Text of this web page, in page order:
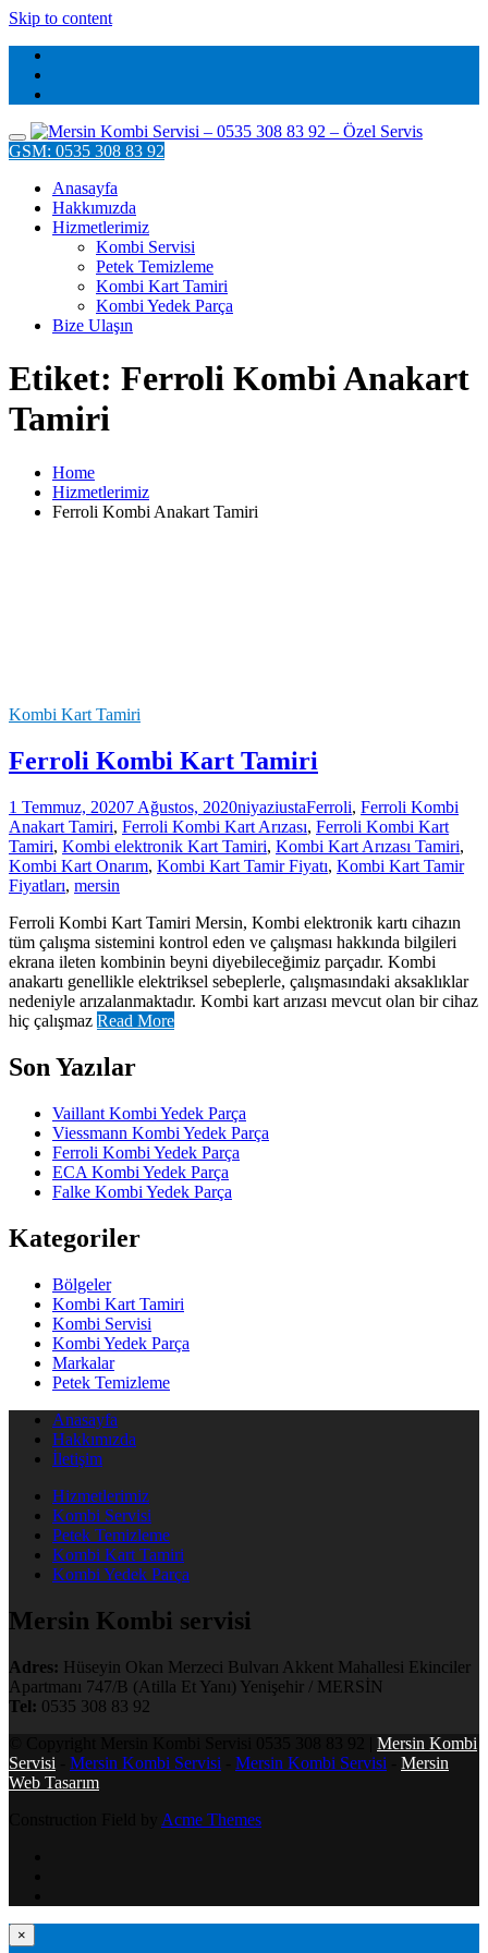
Skip to content
GSM: 0535 308 83 92
Anasayfa
Hakkımızda
Hizmetlerimiz
Kombi Servisi
Petek Temizleme
Kombi Kart Tamiri
Kombi Yedek Parça
Bize Ulaşın
Etiket: Ferroli Kombi Anakart
Tamiri
Home
Hizmetlerimiz
Ferroli Kombi Anakart Tamiri
Kombi Kart Tamiri
Ferroli Kombi Kart Tamiri
1 Temmuz, 20207 Ağustos, 2020niyaziustaFerroli, Ferroli Kombi
Anakart Tamiri, Ferroli Kombi Kart Arızası, Ferroli Kombi Kart
Tamiri, Kombi elektronik Kart Tamiri, Kombi Kart Arızası Tamiri,
Kombi Kart Onarım, Kombi Kart Tamir Fiyatı, Kombi Kart Tamir
Fiyatları, mersin
Ferroli Kombi Kart Tamiri Mersin, Kombi elektronik kartı cihazın
tüm çalışma sistemini kontrol eden ve çalışması hakkında bilgileri
ekrana ileten kombinin beyni diyebileceğimiz parçadır. Kombi
anakartı genellikle elektriksel sebeplerle, çalışmasındaki aksaklıklar
nedeniyle arızalanmaktadır. Kombi kart arızası mevcut olan bir cihaz
hiç çalışmaz Read More
Son Yazılar
Vaillant Kombi Yedek Parça
Viessmann Kombi Yedek Parça
Ferroli Kombi Yedek Parça
ECA Kombi Yedek Parça
Falke Kombi Yedek Parça
Kategoriler
Bölgeler
Kombi Kart Tamiri
Kombi Servisi
Kombi Yedek Parça
Markalar
Petek Temizleme
Anasayfa
Hakkımızda
İletişim
Hizmetlerimiz
Kombi Servisi
Petek Temizleme
Kombi Kart Tamiri
Kombi Yedek Parça
Mersin Kombi servisi
Adres: Hüseyin Okan Merzeci Bulvarı Akkent Mahallesi Ekinciler
Apartmanı 747/B (Atilla Et Yanı) Yenişehir / MERSİN
Tel: 0535 308 83 92
Mersin Kombi
Servisi
Mersin Kombi Servisi Mersin Kombi Servisi
Mersin
Web Tasarım
Acme Themes
×